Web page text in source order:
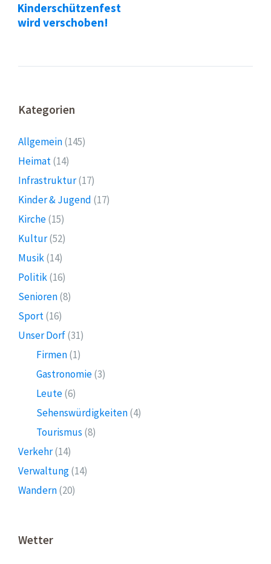
Kinderschützenfest
wird verschoben!
Kategorien
Allgemein(145)
Heimat(14)
Infrastruktur(17)
Kinder & Jugend (17)
Kirche(15)
Kultur(52)
Musik(14)
Politik(16)
Senioren(8)
Sport(16)
Unser Dorf(31)
Firmen(1)
Gastronomie(3)
Leute(6)
Sehenswürdigkeiten(4)
Tourismus (8)
Verkehr(14)
Verwaltung(14)
Wandern(20)
Wetter